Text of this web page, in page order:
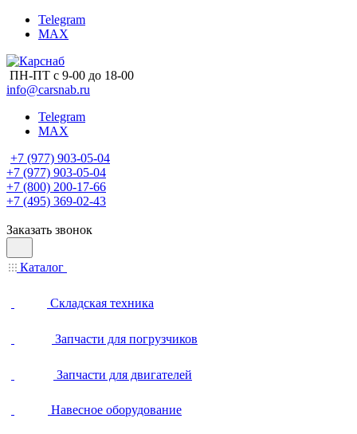
Telegram
MAX
ПН-ПТ с 9-00 до 18-00
info@carsnab.ru
Telegram
MAX
+7 (977) 903-05-04
+7 (977) 903-05-04
+7 (800) 200-17-66
+7 (495) 369-02-43
Заказать звонок
Каталог
Складская техника
Запчасти для погрузчиков
Запчасти для двигателей
Навесное оборудование